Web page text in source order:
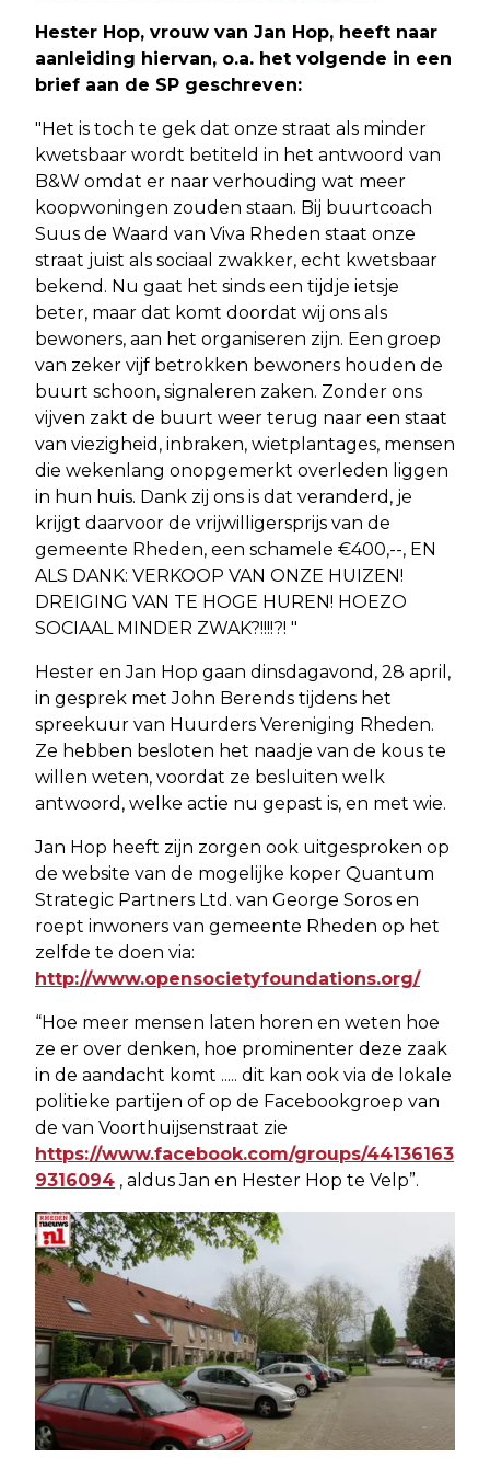
Hester Hop, vrouw van Jan Hop, heeft naar
aanleiding hiervan, o.a. het volgende in een
brief aan de SP geschreven:
"Het is toch te gek dat onze straat als minder
kwetsbaar wordt betiteld in het antwoord van
B&W omdat er naar verhouding wat meer
koopwoningen zouden staan. Bij buurtcoach
Suus de Waard van Viva Rheden staat onze
straat juist als sociaal zwakker, echt kwetsbaar
bekend. Nu gaat het sinds een tijdje ietsje
beter, maar dat komt doordat wij ons als
bewoners, aan het organiseren zijn. Een groep
van zeker vijf betrokken bewoners houden de
buurt schoon, signaleren zaken. Zonder ons
vijven zakt de buurt weer terug naar een staat
van viezigheid, inbraken, wietplantages, mensen
die wekenlang onopgemerkt overleden liggen
in hun huis. Dank zij ons is dat veranderd, je
krijgt daarvoor de vrijwilligersprijs van de
gemeente Rheden, een schamele €400,--, EN
ALS DANK: VERKOOP VAN ONZE HUIZEN!
DREIGING VAN TE HOGE HUREN! HOEZO
SOCIAAL MINDER ZWAK?!!!!?! "
Hester en Jan Hop gaan dinsdagavond, 28 april,
in gesprek met John Berends tijdens het
spreekuur van Huurders Vereniging Rheden.
Ze hebben besloten het naadje van de kous te
willen weten, voordat ze besluiten welk
antwoord, welke actie nu gepast is, en met wie.
Jan Hop heeft zijn zorgen ook uitgesproken op
de website van de mogelijke koper Quantum
Strategic Partners Ltd. van George Soros en
roept inwoners van gemeente Rheden op het
zelfde te doen via:
http://www.opensocietyfoundations.org/
“Hoe meer mensen laten horen en weten hoe
ze er over denken, hoe prominenter deze zaak
in de aandacht komt ..... dit kan ook via de lokale
politieke partijen of op de Facebookgroep van
de van Voorthuijsenstraat zie
https://www.facebook.com/groups/44136163
9316094 , aldus Jan en Hester Hop te Velp”.